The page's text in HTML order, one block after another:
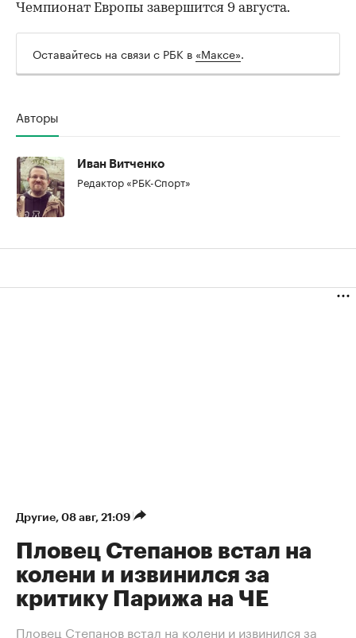
00:00 / 00:00
Чемпионат Европы завершится 9 августа.
Оставайтесь на связи с РБК в «Максе».
Авторы
Иван Витченко
Редактор «РБК-Спорт»
Другие⁠, 08 авг, 21:09
Пловец Степанов встал на
колени и извинился за
критику Парижа на ЧЕ
Пловец Степанов встал на колени и извинился за